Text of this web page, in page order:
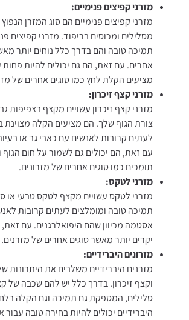
מזרניקפיציםפנימיים:
מזרני קפיצים פנימיים הם סוג המזרן
מסלילים ומכוסים בריפוד. מזרני קפיצים
תמיכה טובה והם בדרך כלל נוחים יותר
אחרים. עם זאת, הם גם יכולים להיות פחות
מציעים הקלת לחץ כמו סוגים אחרים של
מזרניקצףזיכרון:
מזרני קצף זיכרון עשויים מקצף בצפיפות
צורת הגוף שלך. הם מציעים הקלה מצוינת
לעתים קרובות לאנשים עם כאבי גב או
עם זאת, הם יכולים גם לשמור על חום הגוף
תומכים כמו סוגים אחרים של מזרונים.
מזרנילטקס:
מזרני לטקס עשויים מקצף לטקס טבעי או
תמיכה טובה ומומלצים לעתים קרובות
אסטמה מכיוון שהם היפואלרגנים. עם זאת,
יקרים יותר מאשר סוגים אחרים של מזרנים.
מזרוניםהיברידיים:
מזרנים היברידיים משלבים את היתרונות
וקצף זיכרון. בדרך כלל יש להם שכבה של
סלילים, המספקת גם תמיכה וגם הקלה
היברידיים יכולים להיות בחירה טובה